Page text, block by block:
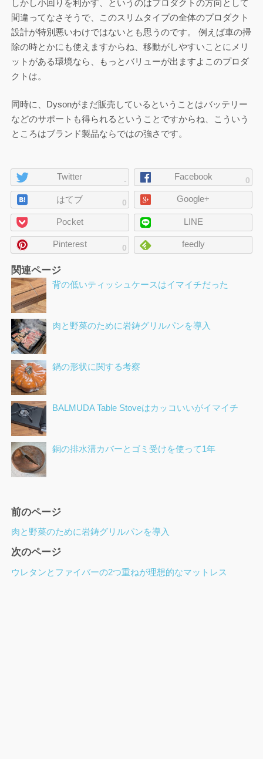
しかし小回りを利かす、というのはプロダクトの方向として
間違ってなさそうで、このスリムタイプの全体のプロダクト
設計が特別悪いわけではないとも思うのです。 例えば車の掃
除の時とかにも使えますからね、移動がしやすいことにメリ
ットがある環境なら、もっとバリューが出ますよこのプロダ
クトは。
同時に、Dysonがまだ販売しているということはバッテリー
などのサポートも得られるということですからね、こういう
ところはブランド製品ならではの強さです。
ペ
ー
ジ
の
シ
ェ
-
Twitter 0
Facebook
0
はてブ Google+
Pocket LINE
0
Pinterest feedly
関連ページ
背の低いティッシュケースはイマイチだった
肉と野菜のために岩鋳グリルパンを導入
鍋の形状に関する考察
BALMUDA Table Stoveはカッコいいがイマイチ
銅の排水溝カバーとゴミ受けを使って1年
ペ
ー
ジ
ナ
ビ
前のページ
肉と野菜のために岩鋳グリルパンを導入
次のページ
ウレタンとファイバーの2つ重ねが理想的なマットレス